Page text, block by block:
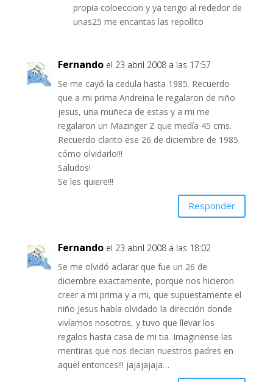
propia coloeccion y ya tengo al rededor de
unas25 me encantas las repollito
Fernando el 23 abril 2008 a las 17:57
Se me cayó la cedula hasta 1985. Recuerdo
que a mi prima Andreina le regalaron de niño
jesus, una muñeca de estas y a mi me
regalaron un Mazinger Z que medía 45 cms.
Recuerdo clarito ese 26 de diciembre de 1985.
cómo olvidarlo!!!
Saludos!
Se les quiere!!!
Responder
Fernando el 23 abril 2008 a las 18:02
Se me olvidó aclarar que fue un 26 de
diciembre exactamente, porque nos hicieron
creer a mi prima y a mi, que supuestamente el
niño Jesus había olvidado la dirección donde
vivíamos nosotros, y tuvo que llevar los
regalos hasta casa de mi tia. Imaginense las
mentiras que nos decian nuestros padres en
aquel entonces!!! jajajajaja…